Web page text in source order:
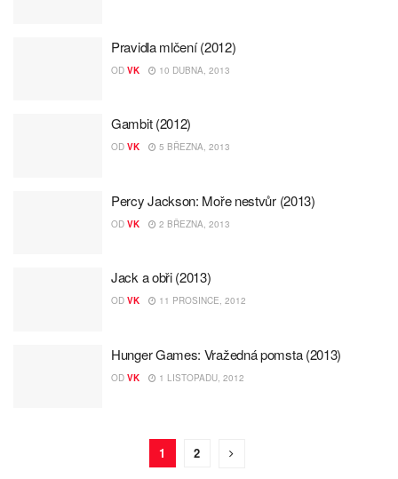
Pravidla mlčení (2012)
OD VK 10 DUBNA, 2013
Gambit (2012)
OD VK 5 BŘEZNA, 2013
Percy Jackson: Moře nestvůr (2013)
OD VK 2 BŘEZNA, 2013
Jack a obři (2013)
OD VK 11 PROSINCE, 2012
Hunger Games: Vražedná pomsta (2013)
OD VK 1 LISTOPADU, 2012
1 2